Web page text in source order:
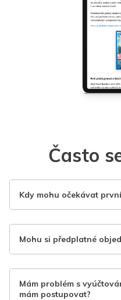
Často
Kdy mohu očekávat
Mohu si předplatné
Mám problém s
mám postupovat?